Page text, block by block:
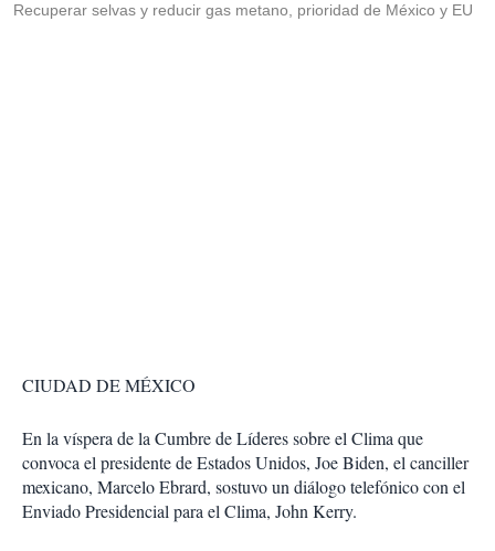
Recuperar selvas y reducir gas metano, prioridad de México y EU
CIUDAD DE MÉXICO
En la víspera de la Cumbre de Líderes sobre el Clima que
convoca el presidente de Estados Unidos, Joe Biden, el canciller
mexicano, Marcelo Ebrard, sostuvo un diálogo telefónico con el
Enviado Presidencial para el Clima, John Kerry.